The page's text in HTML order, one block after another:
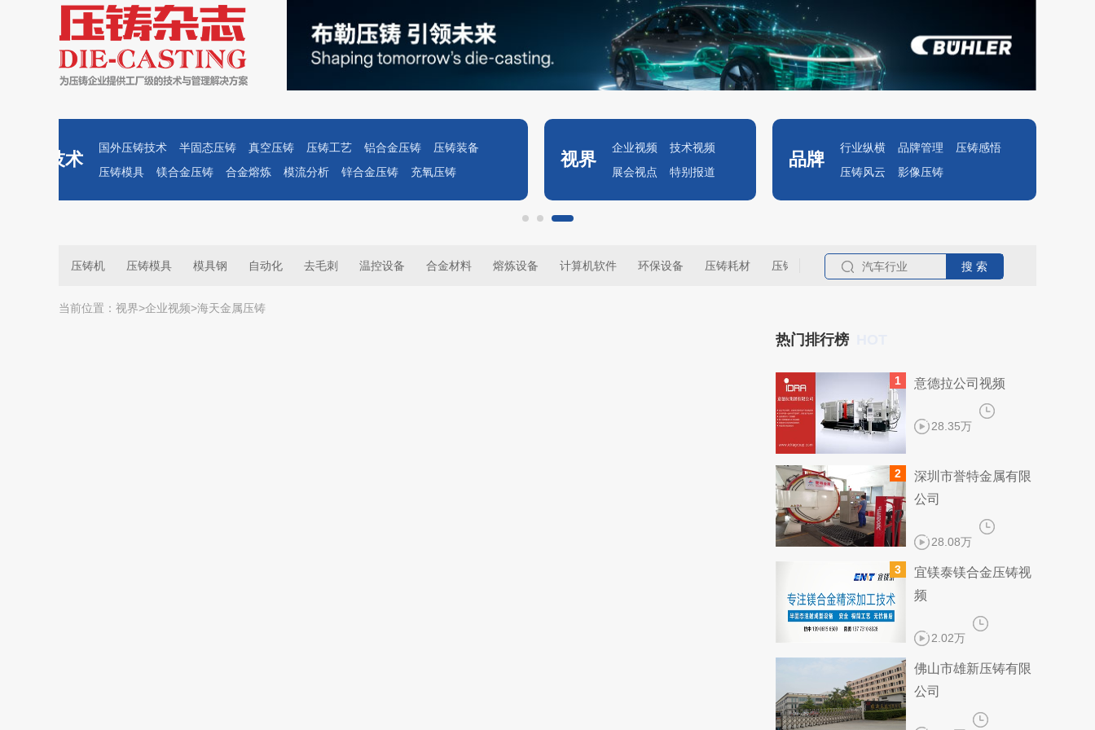
技术
国外压铸技术 半固态压铸 真空压铸 压铸工艺 铝合金压铸
压铸装备
压铸模具
镁合金压铸 合金熔炼 模流分析 锌合金压铸 充氧压铸
视界
企业视频
技术视频
展会视点
特别报道
品牌
行业纵横 品牌管理
压铸感悟
压铸风云
影像压铸
压铸机 压铸模具 模具钢 自动化 去毛刺 温控设备 合金材料 熔炼设备 计算机软件 环保设备 压铸耗材 压铸名企
当前位置： 视界>企业视频>海天金属压铸
热门排行榜
1 意德拉公司视频
28.35万
2
深圳市誉特金属有限
公司
28.08万
3
宜镁泰镁合金压铸视
频
2.02万
佛山市雄新压铸有限
公司